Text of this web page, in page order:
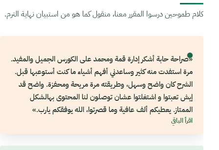
كلام طموحين درسوا المقرر معنا، منقول كما هو من استبيان نهاية الترم.
«صراحة حابة أشكر إدارة قمة ومحمد على الكورس الجميل والمفيد.
مرة استفدت منه كثير وساعدني أفهم أشياء ما كنت أستوعبها قبل.
الشرح كان واضح وسهل، وطريقته مرة مريحة ومحفزة. واضح قد
إيش تعبتوا و اشتغلتوا عشان توصلون لنا المحتوى بهالشكل
الممتاز. يعطيكم ألف عافية وما قصرتوا، الله يوفقكم يارب.»
اقرأ الباقي